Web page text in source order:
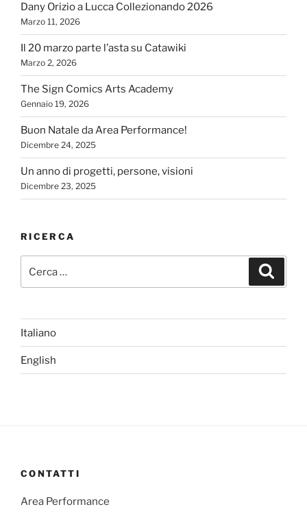
Dany Orizio a Lucca Collezionando 2026
Marzo 11, 2026
Il 20 marzo parte l’asta su Catawiki
Marzo 2, 2026
The Sign Comics Arts Academy
Gennaio 19, 2026
Buon Natale da Area Performance!
Dicembre 24, 2025
Un anno di progetti, persone, visioni
Dicembre 23, 2025
RICERCA
Italiano
English
CONTATTI
Area Performance